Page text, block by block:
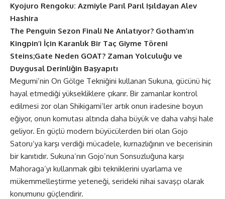
Kyojuro Rengoku: Azmiyle Parıl Parıl Işıldayan Alev
Hashira
The Penguin Sezon Finali Ne Anlatıyor? Gotham’ın
Kingpin’i İçin Karanlık Bir Taç Giyme Töreni
Steins;Gate Neden GOAT? Zaman Yolculuğu ve
Duygusal Derinliğin Başyapıtı
Megumi’nin On Gölge Tekniğini kullanan Sukuna, gücünü hiç
hayal etmediği yüksekliklere çıkarır. Bir zamanlar kontrol
edilmesi zor olan Shikigami’ler artık onun iradesine boyun
eğiyor, onun komutası altında daha büyük ve daha vahşi hale
geliyor. En güçlü modern büyücülerden biri olan Gojo
Satoru‘ya karşı verdiği mücadele, kurnazlığının ve becerisinin
bir kanıtıdır. Sukuna’nın Gojo’nun Sonsuzluğuna karşı
Mahoraga’yı kullanmak gibi tekniklerini uyarlama ve
mükemmelleştirme yeteneği, serideki nihai savaşçı olarak
konumunu güçlendirir.